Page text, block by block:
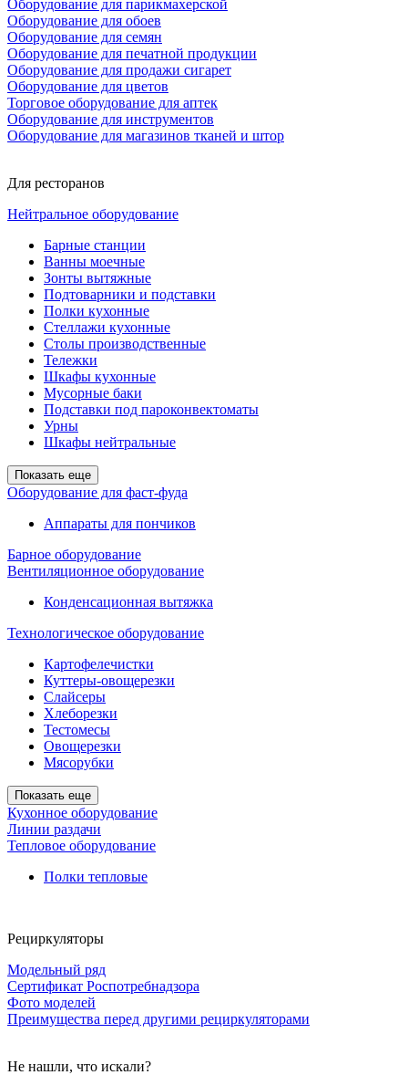
Оборудование для парикмахерской
Оборудование для обоев
Оборудование для семян
Оборудование для печатной продукции
Оборудование для продажи сигарет
Оборудование для цветов
Торговое оборудование для аптек
Оборудование для инструментов
Оборудование для магазинов тканей и штор
Для ресторанов
Нейтральное оборудование
Барные станции
Ванны моечные
Зонты вытяжные
Подтоварники и подставки
Полки кухонные
Стеллажи кухонные
Столы производственные
Тележки
Шкафы кухонные
Мусорные баки
Подставки под пароконвектоматы
Урны
Шкафы нейтральные
Показать еще
Оборудование для фаст-фуда
Аппараты для пончиков
Барное оборудование
Вентиляционное оборудование
Конденсационная вытяжка
Технологическое оборудование
Картофелечистки
Куттеры-овощерезки
Слайсеры
Хлеборезки
Тестомесы
Овощерезки
Мясорубки
Показать еще
Кухонное оборудование
Линии раздачи
Тепловое оборудование
Полки тепловые
Рециркуляторы
Модельный ряд
Сертификат Роспотребнадзора
Фото моделей
Преимущества перед другими рециркуляторами
Не нашли, что искали?